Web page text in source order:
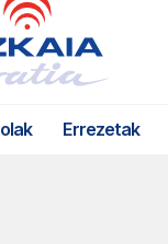
Errezetak